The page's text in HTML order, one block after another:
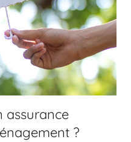
assurance
?